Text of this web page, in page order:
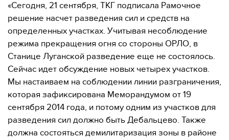
«Сегодня, 21 сентября, ТКГ подписала Рамочное
решение насчет разведения сил и средств на
определенных участках. Учитывая несоблюдение
режима прекращения огня со стороны ОРЛО, в
Станице Луганской разведение еще не состоялось.
Сейчас идет обсуждение новых четырех участков.
Мы настаиваем на соблюдении линии разграничения,
которая зафиксирована Меморандумом от 19
сентября 2014 года, и потому одним из участков для
разведения сил должно быть Дебальцево. Также
должна состояться демилитаризация зоны в районе